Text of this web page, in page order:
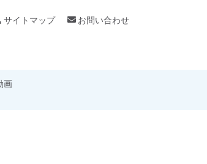
画
用語の説明
別仕様書・
サイトマップ お問い合わせ